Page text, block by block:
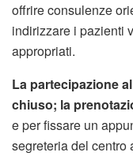
offrire consulenze
indirizzare i pazienti
appropriati.
La partecipazione
chiuso; la
e per fissare un
segreteria del centro